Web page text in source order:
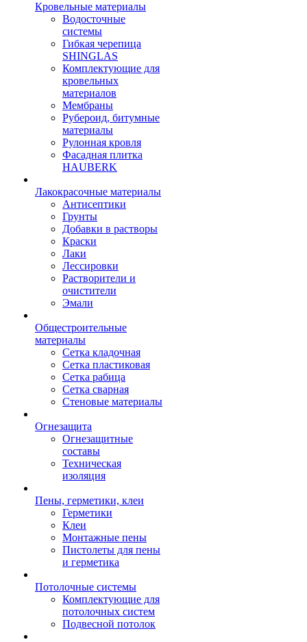
Кровельные материалы
Водосточные
системы
Гибкая черепица
SHINGLAS
Комплектующие для
кровельных
материалов
Мембраны
Рубероид, битумные
материалы
Рулонная кровля
Фасадная плитка
HAUBERK
Лакокрасочные материалы
Антисептики
Грунты
Добавки в растворы
Краски
Лаки
Лессировки
Растворители и
очистители
Эмали
Общестроительные
материалы
Сетка кладочная
Сетка пластиковая
Сетка рабица
Сетка сварная
Стеновые материалы
Огнезащита
Огнезащитные
составы
Техническая
изоляция
Пены, герметики, клеи
Герметики
Клеи
Монтажные пены
Пистолеты для пены
и герметика
Потолочные системы
Комплектующие для
потолочных систем
Подвесной потолок